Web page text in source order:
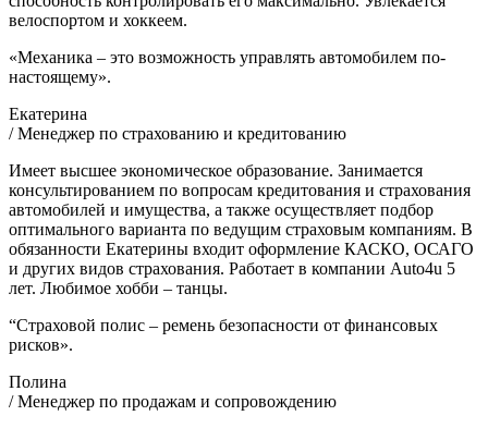
велоспортом и хоккеем.
«Механика – это возможность управлять автомобилем по-
настоящему».
Екатерина
/ Менеджер по страхованию и кредитованию
Имеет высшее экономическое образование. Занимается
консультированием по вопросам кредитования и страхования
автомобилей и имущества, а также осуществляет подбор
оптимального варианта по ведущим страховым компаниям. В
обязанности Екатерины входит оформление КАСКО, ОСАГО
и других видов страхования. Работает в компании Auto4u 5
лет. Любимое хобби – танцы.
“Страховой полис – ремень безопасности от финансовых
рисков».
Полина
/ Менеджер по продажам и сопровождению